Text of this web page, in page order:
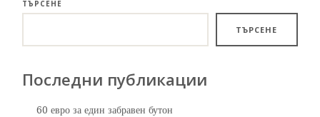
ТЪРСЕНЕ
ТЪРСЕНЕ
Последни публикации
60 евро за един забравен бутон